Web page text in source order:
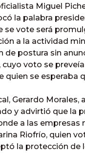
Miguel
la palabra
se vote será
a la actividad
de postura sin
voto se
quien se esperaba
Gerardo
y advirtió que
a las empresas
Riofrío, quien
la protección